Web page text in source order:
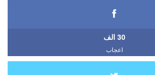
30 الف
اعجاب